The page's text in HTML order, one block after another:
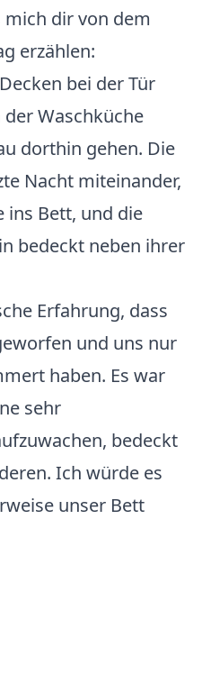
mich dir von dem
erzählen:
bei der Tür
Waschküche
dorthin gehen. Die
Nacht miteinander,
ins Bett, und die
bedeckt neben ihrer
Erfahrung, dass
und uns nur
haben. Es war
sehr
bedeckt
Ich würde es
unser Bett